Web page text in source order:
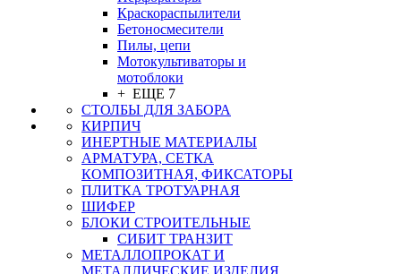
Краскораспылители
Бетоносмесители
Пилы, цепи
Мотокультиваторы и
мотоблоки
+ ЕЩЕ 7
СТОЛБЫ ДЛЯ ЗАБОРА
КИРПИЧ
ИНЕРТНЫЕ МАТЕРИАЛЫ
АРМАТУРА, СЕТКА
КОМПОЗИТНАЯ, ФИКСАТОРЫ
ПЛИТКА ТРОТУАРНАЯ
ШИФЕР
БЛОКИ СТРОИТЕЛЬНЫЕ
СИБИТ ТРАНЗИТ
МЕТАЛЛОПРОКАТ И
МЕТАЛЛИЧЕСКИЕ ИЗДЕЛИЯ